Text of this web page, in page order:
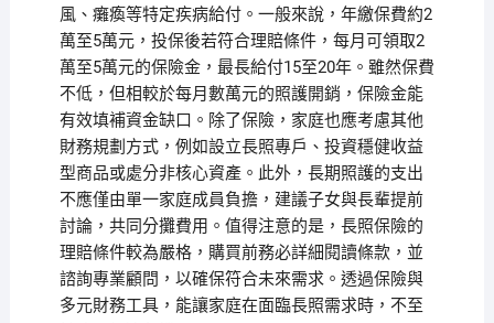
風、癱瘓等特定疾病給付。一般來說，年繳保費約2
萬至5萬元，投保後若符合理賠條件，每月可領取2
萬至5萬元的保險金，最長給付15至20年。雖然保費
不低，但相較於每月數萬元的照護開銷，保險金能
有效填補資金缺口。除了保險，家庭也應考慮其他
財務規劃方式，例如設立長照專戶、投資穩健收益
型商品或處分非核心資產。此外，長期照護的支出
不應僅由單一家庭成員負擔，建議子女與長輩提前
討論，共同分攤費用。值得注意的是，長照保險的
理賠條件較為嚴格，購買前務必詳細閱讀條款，並
諮詢專業顧問，以確保符合未來需求。透過保險與
多元財務工具，能讓家庭在面臨長照需求時，不至